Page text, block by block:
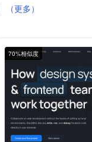
（更多）
70%相似度